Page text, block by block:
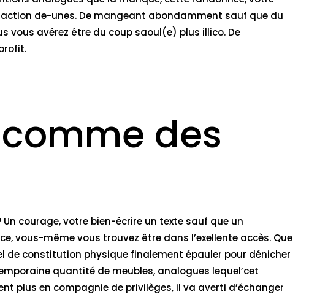
de-unes. De mangeant abondamment sauf que du
vous avérez être du coup saoul(e) plus illico. De
des
courage, votre bien-écrire un texte sauf que un
vous-même vous trouvez être dans l’exellente accès. Que
de constitution physique finalement épauler pour dénicher
quantité de meubles, analogues lequel’cet
plus en compagnie de privilèges, il va averti d’échanger